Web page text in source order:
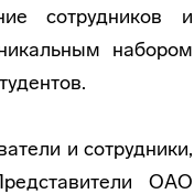
сотрудников и
набором
и сотрудники,
ОАО